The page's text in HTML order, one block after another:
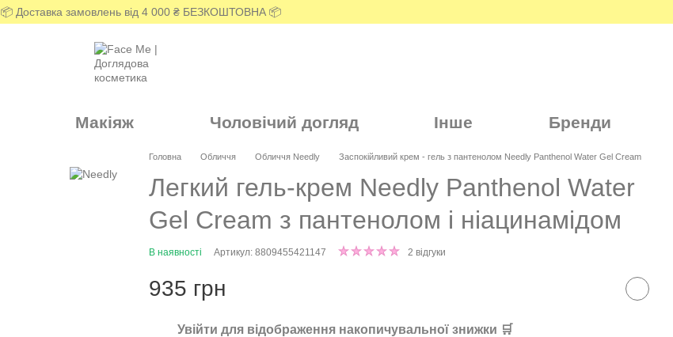
📦 Доставка замовлень від 4 000 ₴ БЕЗКОШТОВНА 📦
Макіяж Чоловічий догляд Інше Бренди
Головна Обличчя Обличчя Needly Заспокійливий крем - гель з пантенолом Needly Panthenol Water Gel Cream
Легкий гель-крем Needly Panthenol Water
Gel Cream з пантенолом і ніацинамідом
В наявності Артикул: 8809455421147 2 відгуки
935 грн
Увійти для відображення накопичувальної знижки 🛒